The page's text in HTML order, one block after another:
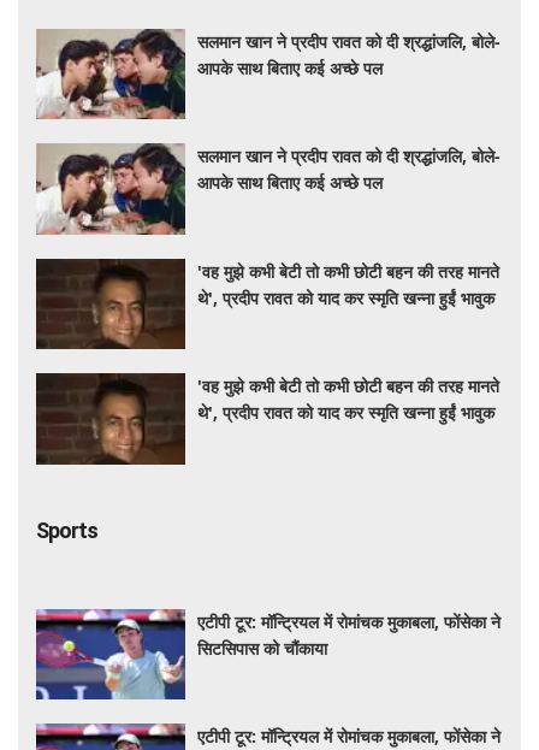
सलमान खान ने प्रदीप रावत को दी श्रद्धांजलि, बोले-
आपके साथ बिताए कई अच्छे पल
सलमान खान ने प्रदीप रावत को दी श्रद्धांजलि, बोले-
आपके साथ बिताए कई अच्छे पल
'वह मुझे कभी बेटी तो कभी छोटी बहन की तरह मानते
थे', प्रदीप रावत को याद कर स्मृति खन्ना हुईं भावुक
'वह मुझे कभी बेटी तो कभी छोटी बहन की तरह मानते
थे', प्रदीप रावत को याद कर स्मृति खन्ना हुईं भावुक
Sports
एटीपी टूर: मॉन्ट्रियल में रोमांचक मुकाबला, फोंसेका ने
सिटसिपास को चौंकाया
एटीपी टूर: मॉन्ट्रियल में रोमांचक मुकाबला, फोंसेका ने